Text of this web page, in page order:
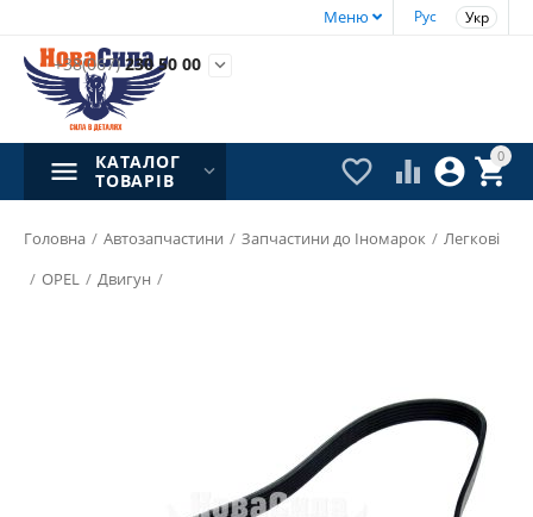
Рус Укр
Меню
+38(067)230 50 00 
0


 
КАТАЛОГ
ТОВАРІВ
Головна / Автозапчастини / Запчастини до Іномарок / Легкові
/ OPEL / Двигун /